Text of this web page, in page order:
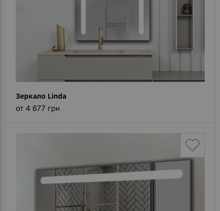
Зеркало Linda
от 4 677 грн